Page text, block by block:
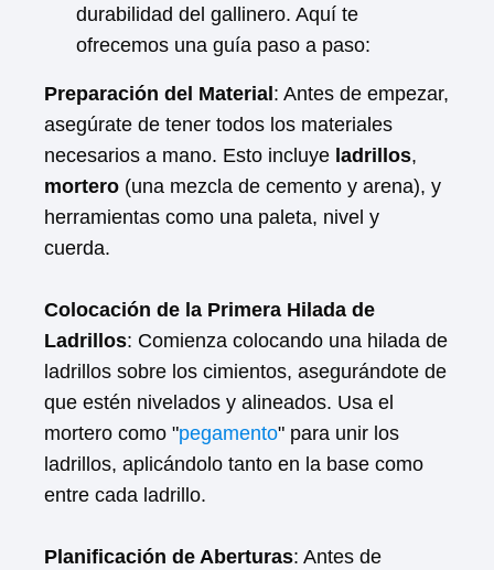
durabilidad del gallinero. Aquí te
ofrecemos una guía paso a paso:
Preparación del Material : Antes de empezar,
asegúrate de tener todos los materiales
necesarios a mano. Esto incluye ladrillos,
mortero (una mezcla de cemento y arena), y
herramientas como una paleta, nivel y
cuerda.
Colocación de la Primera Hilada de
Ladrillos: Comienza colocando una hilada de
ladrillos sobre los cimientos, asegurándote de
que estén nivelados y alineados. Usa el
mortero como "pegamento" para unir los
ladrillos, aplicándolo tanto en la base como
entre cada ladrillo.
Planificación de Aberturas: Antes de